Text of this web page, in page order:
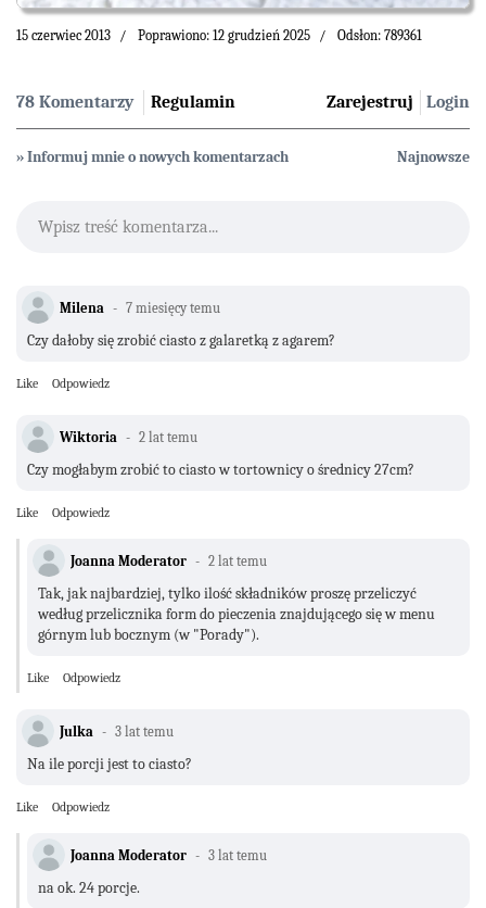
15 czerwiec 2013 Poprawiono: 12 grudzień 2025 Odsłon: 789361
78 Komentarzy Regulamin Login
Zarejestruj
» Informuj mnie o nowych komentarzach Najnowsze
Wpisz treść komentarza...
Milena 7 miesięcy temu
Czy dałoby się zrobić ciasto z galaretką z agarem?
Like Odpowiedz
Wiktoria 2 lat temu
Czy mogłabym zrobić to ciasto w tortownicy o średnicy 27cm?
Like Odpowiedz
Joanna Moderator 2 lat temu
Tak, jak najbardziej, tylko ilość składników proszę przeliczyć
według przelicznika form do pieczenia znajdującego się w menu
górnym lub bocznym (w "Porady").
Like Odpowiedz
Julka 3 lat temu
Na ile porcji jest to ciasto?
Like Odpowiedz
Joanna Moderator 3 lat temu
na ok. 24 porcje.